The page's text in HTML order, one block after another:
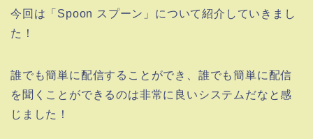
今回は「Spoon スプーン」について紹介していきまし
た！
誰でも簡単に配信することができ、誰でも簡単に配信
を聞くことができるのは非常に良いシステムだなと感
じました！